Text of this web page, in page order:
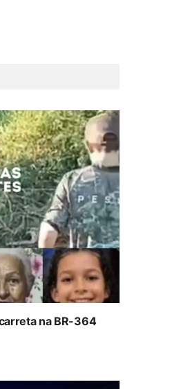
na BR-364